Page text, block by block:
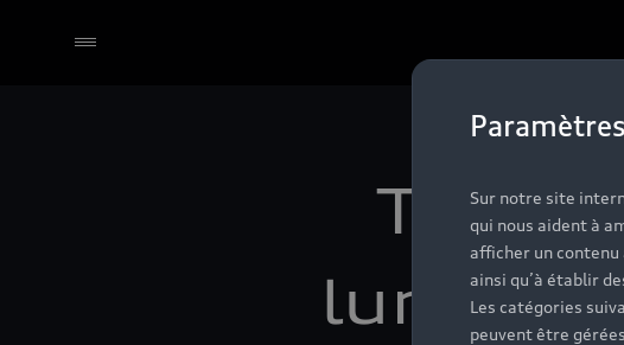
Sur notre site
qui nous aident à
afficher un
ainsi qu’à établir
Les catégories
peuvent être
lumière